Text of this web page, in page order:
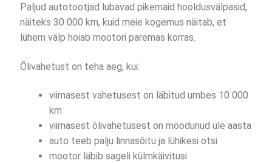
Paljud autotootjad lubavad pikemaid hooldusvälpasid,
näiteks 30 000 km, kuid meie kogemus näitab, et
lühem välp hoiab mootori paremas korras.
Õlivahetust on teha aeg, kui:
viimasest vahetusest on läbitud umbes 10 000
km
viimasest õlivahetusest on möödunud üle aasta
auto teeb palju linnasõitu ja lühikesi otsi
mootor läbib sageli külmkäivitusi